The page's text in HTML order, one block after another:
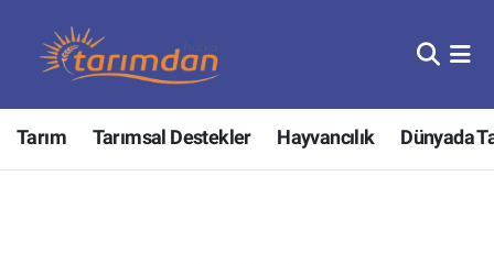
Tarım Tarımsal Destekler Hayvancılık Dünyada
Tarım
Hayvancılık
Nöbetçi Eczaneler
Hava Durumu